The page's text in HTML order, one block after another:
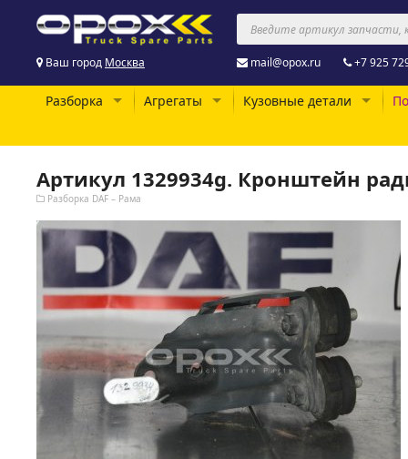
Ваш город Москва mail@opox.ru +7 925
Разборка Агрегаты Кузовные детали
Артикул 1329934g. Кронштейн
Разборка DAF – Рама